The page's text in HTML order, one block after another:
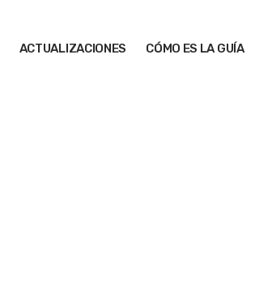
ACTUALIZACIONES CÓMO ES LA GUÍA